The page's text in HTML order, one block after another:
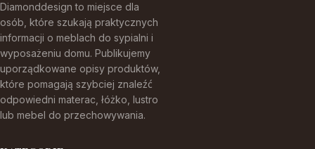
Diamonddesign to miejsce dla
osób, które szukają praktycznych
informacji o meblach do sypialni i
wyposażeniu domu. Publikujemy
uporządkowane opisy produktów,
które pomagają szybciej znaleźć
odpowiedni materac, łóżko, lustro
lub mebel do przechowywania.